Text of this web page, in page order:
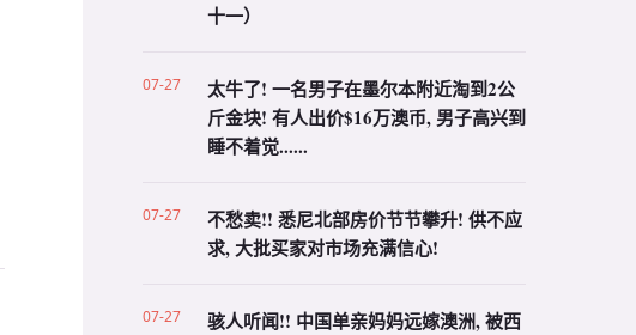
十一）
07-27
太牛了! 一名男子在墨尔本附近淘到2公
斤金块! 有人出价$16万澳币, 男子高兴到
睡不着觉......
07-27
不愁卖!! 悉尼北部房价节节攀升! 供不应
求, 大批买家对市场充满信心!
07-27
骇人听闻!! 中国单亲妈妈远嫁澳洲, 被西